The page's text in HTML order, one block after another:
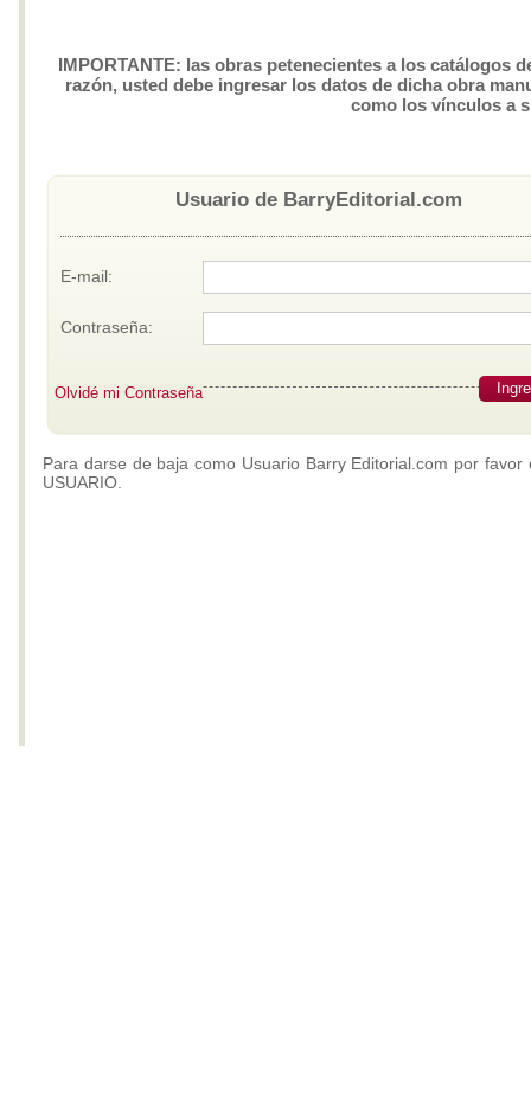
IMPORTANTE: las obras petenecientes a los catálogos
razón, usted debe ingresar los datos de dicha obra
como los vínculos a
Usuario de BarryEditorial.com
E-mail:
Contraseña:
Olvidé mi Contraseña
Para darse de baja como Usuario Barry Editorial.com por
USUARIO.